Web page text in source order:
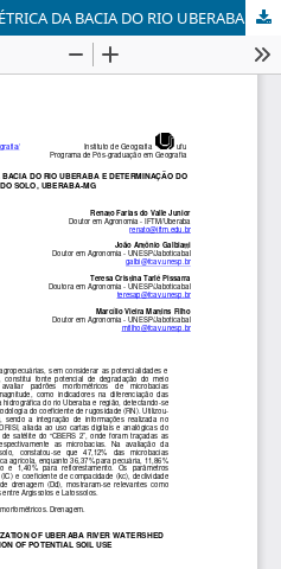
CARACTERIZAÇÃO MORFOMÉTRICA DA BACIA DO RIO UBERABA E DETERMINAÇÃO DO USO POTENCIAL DO SOLO, UBERABA-MG